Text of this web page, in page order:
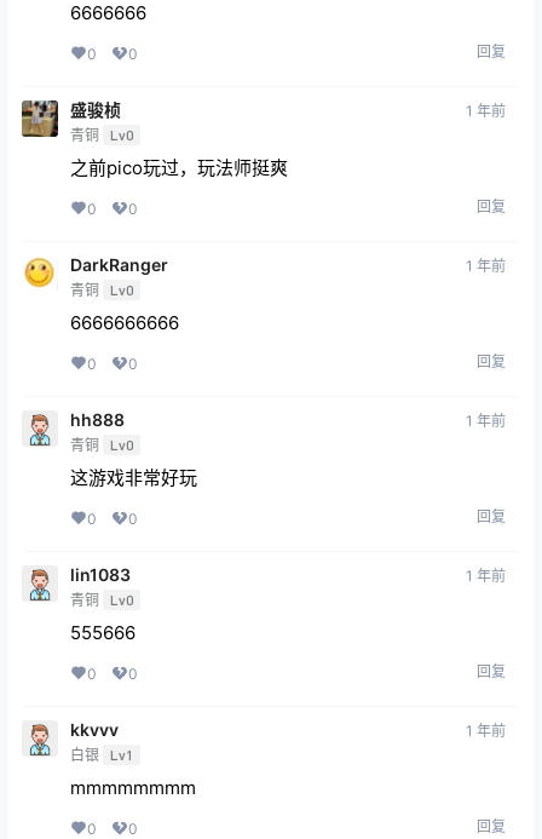
6666666
0 0 回复
盛骏桢
青铜 Lv0
1 年前
之前pico玩过，玩法师挺爽
0 0 回复
DarkRanger
青铜 Lv0
1 年前
6666666666
0 0 回复
hh888
青铜 Lv0
1 年前
这游戏非常好玩
0 0 回复
lin1083
青铜 Lv0
1 年前
555666
0 0 回复
kkvvv
白银 Lv1
1 年前
mmmmmmmm
0 0 回复